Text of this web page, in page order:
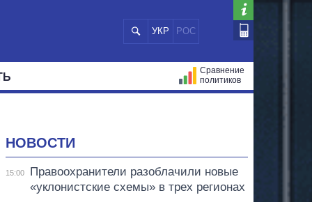
УКР РОС
Сравнение
политиков
НОВОСТИ
15:00
Правоохранители разоблачили новые
«уклонистские схемы» в трех регионах